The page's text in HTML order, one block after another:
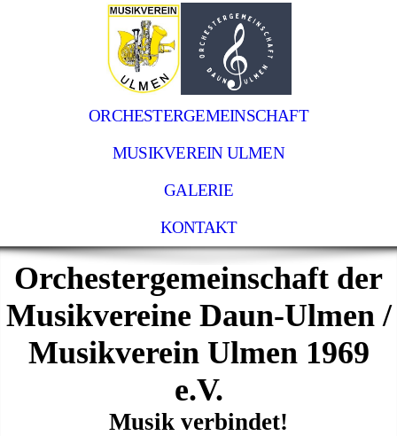
ORCHESTERGEMEINSCHAFT
MUSIKVEREIN ULMEN
GALERIE
KONTAKT
Orchestergemeinschaft der
Musikvereine Daun-Ulmen /
Musikverein Ulmen 1969
e.V.
Musik verbindet!